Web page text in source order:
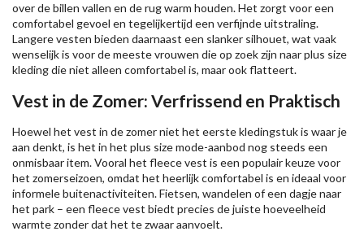
over de billen vallen en de rug warm houden. Het zorgt voor een
comfortabel gevoel en tegelijkertijd een verfijnde uitstraling.
Langere vesten bieden daarnaast een slanker silhouet, wat vaak
wenselijk is voor de meeste vrouwen die op zoek zijn naar plus size
kleding die niet alleen comfortabel is, maar ook flatteert.
Vest in de Zomer: Verfrissend en Praktisch
Hoewel het vest in de zomer niet het eerste kledingstuk is waar je
aan denkt, is het in het plus size mode-aanbod nog steeds een
onmisbaar item. Vooral het fleece vest is een populair keuze voor
het zomerseizoen, omdat het heerlijk comfortabel is en ideaal voor
informele buitenactiviteiten. Fietsen, wandelen of een dagje naar
het park – een fleece vest biedt precies de juiste hoeveelheid
warmte zonder dat het te zwaar aanvoelt.